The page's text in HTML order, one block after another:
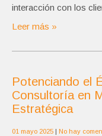
interacción con los
Leer más »
Potenciando el
Consultoría en
Estratégica
01 mayo 2025 No hay